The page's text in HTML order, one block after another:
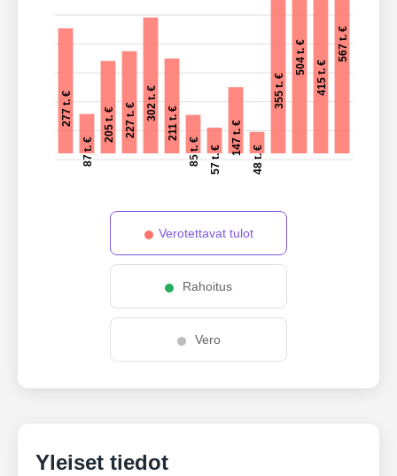
277 t. €
87 t. €
205 t. € 227 t. € 302 t. €
211 t. €
85 t. € 57 t. €
147 t. €
48 t. €
355 t. €
504 t. €
415 t. €
567 t. €
Verotettavat tulot
Rahoitus
Vero
Yleiset tiedot